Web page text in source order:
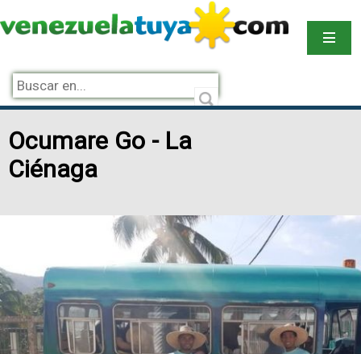
Ocumare Go - La
Ciénaga